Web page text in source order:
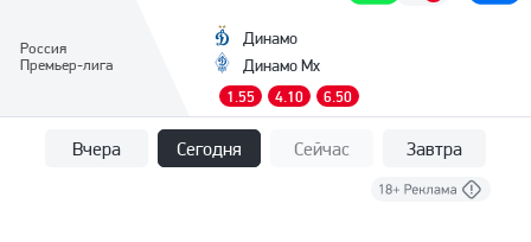
Россия
Премьер-лига
Динамо
Динамо Мх
1.55 4.10 6.50
Вчера Сегодня Сейчас Завтра